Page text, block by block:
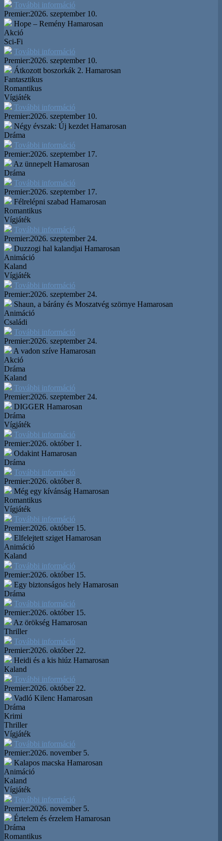
További információ
Premier:2026. szeptember 10.
Hope – Remény Hamarosan
Akció
Sci-Fi
További információ
Premier:2026. szeptember 10.
Átkozott boszorkák 2. Hamarosan
Fantasztikus
Romantikus
Vígjáték
További információ
Premier:2026. szeptember 10.
Négy évszak: Új kezdet Hamarosan
Dráma
További információ
Premier:2026. szeptember 17.
Az ünnepelt Hamarosan
Dráma
További információ
Premier:2026. szeptember 17.
Félrelépni szabad Hamarosan
Romantikus
Vígjáték
További információ
Premier:2026. szeptember 24.
Duzzogi hal kalandjai Hamarosan
Animáció
Kaland
Vígjáték
További információ
Premier:2026. szeptember 24.
Shaun, a bárány és Moszatvég szörnye Hamarosan
Animáció
Családi
További információ
Premier:2026. szeptember 24.
A vadon szíve Hamarosan
Akció
Dráma
Kaland
További információ
Premier:2026. szeptember 24.
DIGGER Hamarosan
Dráma
Vígjáték
További információ
Premier:2026. október 1.
Odakint Hamarosan
Dráma
További információ
Premier:2026. október 8.
Még egy kívánság Hamarosan
Romantikus
Vígjáték
További információ
Premier:2026. október 15.
Elfelejtett sziget Hamarosan
Animáció
Kaland
További információ
Premier:2026. október 15.
Egy biztonságos hely Hamarosan
Dráma
További információ
Premier:2026. október 15.
Az örökség Hamarosan
Thriller
További információ
Premier:2026. október 22.
Heidi és a kis hiúz Hamarosan
Kaland
További információ
Premier:2026. október 22.
Vadló Kilenc Hamarosan
Dráma
Krimi
Thriller
Vígjáték
További információ
Premier:2026. november 5.
Kalapos macska Hamarosan
Animáció
Kaland
Vígjáték
További információ
Premier:2026. november 5.
Értelem és érzelem Hamarosan
Dráma
Romantikus